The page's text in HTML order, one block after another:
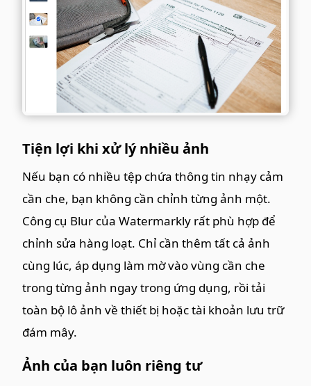
Tiện lợi khi xử lý nhiều ảnh
Nếu bạn có nhiều tệp chứa thông tin nhạy cảm
cần che, bạn không cần chỉnh từng ảnh một.
Công cụ Blur của Watermarkly rất phù hợp để
chỉnh sửa hàng loạt. Chỉ cần thêm tất cả ảnh
cùng lúc, áp dụng làm mờ vào vùng cần che
trong từng ảnh ngay trong ứng dụng, rồi tải
toàn bộ lô ảnh về thiết bị hoặc tài khoản lưu trữ
đám mây.
Ảnh của bạn luôn riêng tư